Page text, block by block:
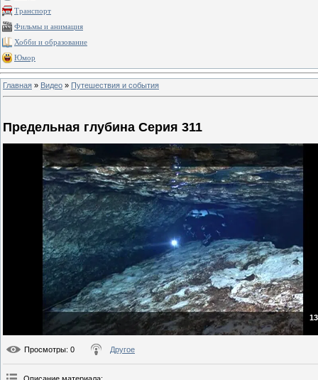
Транспорт
Фильмы и анимация
Хобби и образование
Юмор
Главная » Видео » Путешествия и события
Предельная глубина Серия 311
Просмотры: 0 Другое